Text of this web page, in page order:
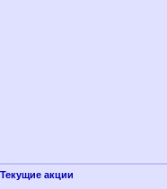
Текущие акции